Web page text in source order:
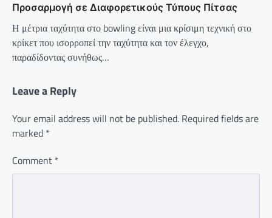
Προσαρμογή σε Διαφορετικούς Τύπους Πίτσας
Η μέτρια ταχύτητα στο bowling είναι μια κρίσιμη τεχνική στο
κρίκετ που ισορροπεί την ταχύτητα και τον έλεγχο,
παραδίδοντας συνήθως…
Leave a Reply
Your email address will not be published. Required fields are
marked *
Comment *